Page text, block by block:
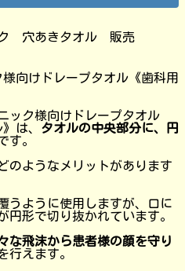
向けドレープタオル《歯科用
ック様向けドレープタオル
は、 タオルの中央部分に、円
す。
のようなメリットがあります
うように使用しますが、口に
円形で切り抜かれています。
な飛沫から患者様の顔を守り
行えます。